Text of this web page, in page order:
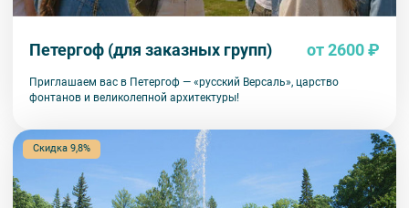
Петергоф (для заказных групп) от 2600 ₽
Приглашаем вас в Петергоф — «русский Версаль», царство
фонтанов и великолепной архитектуры!
Скидка 9,8%